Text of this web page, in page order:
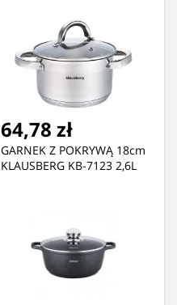
64,78 zł
GARNEK Z POKRYWĄ 18cm
KLAUSBERG KB-7123 2,6L